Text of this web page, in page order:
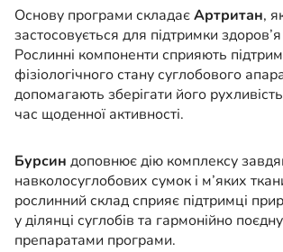
Основу програми складаєАртритан,
застосовується для підтримки здоров’я
Рослинні компоненти сприяють
фізіологічного стану суглобового
допомагають зберігати його
час щоденної активності.
Бурсин доповнює дію комплексу
навколосуглобових сумок і м’яких
рослинний склад сприяє підтримці
у ділянці суглобів та гармонійно
препаратами програми.